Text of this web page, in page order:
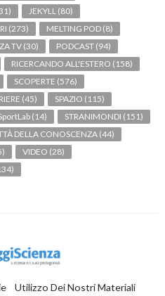
JEKYLL (80)
(273) MELTING POD (8)
TV (30) PODCAST (94)
RICERCANDO ALL'ESTERO (158)
SCOPERTE (576)
(45) SPAZIO (115)
(14) STRANIMONDI (151)
DELLA CONOSCENZA (44)
VIDEO (28)
Utilizzo Dei Nostri Materiali